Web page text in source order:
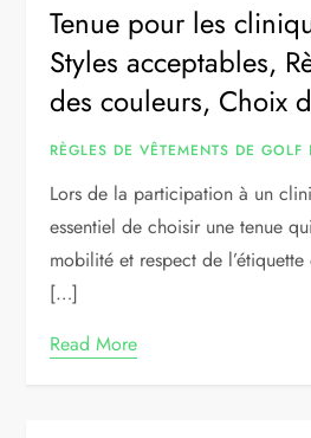
Tenue pour les
Styles acceptables,
des couleurs, Choix
RÈGLES DE VÊTEMENTS DE GOLF
Lors de la participation à un
essentiel de choisir une tenue
mobilité et respect de
[…]
Read More